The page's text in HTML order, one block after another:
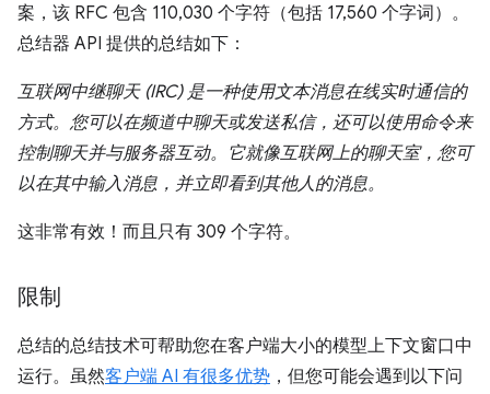
案，该 RFC 包含 110,030 个字符（包括 17,560 个字词）。
总结器 API 提供的总结如下：
互联网中继聊天 (IRC) 是一种使用文本消息在线实时通信的
方式。您可以在频道中聊天或发送私信，还可以使用命令来
控制聊天并与服务器互动。它就像互联网上的聊天室，您可
以在其中输入消息，并立即看到其他人的消息。
这非常有效！而且只有 309 个字符。
限制
总结的总结技术可帮助您在客户端大小的模型上下文窗口中
运行。虽然客户端 AI 有很多优势 ，但您可能会遇到以下问